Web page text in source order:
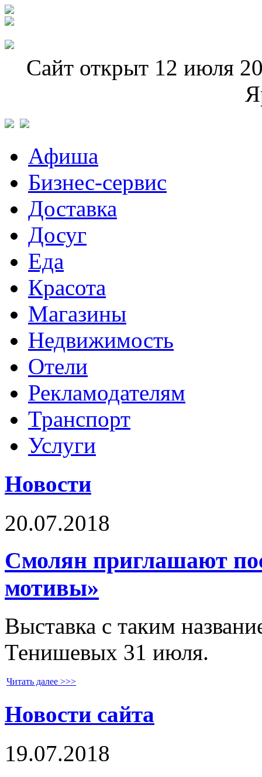
Сайт открыт 12 июля
Афиша
Бизнес-сервис
Доставка
Досуг
Еда
Красота
Магазины
Недвижимость
Отели
Рекламодателям
Транспорт
Услуги
Новости
20.07.2018
Смолян приглашают
мотивы»
Выставка с таким
Тенишевых 31 июля.
Читать далее >>>
Новости сайта
19.07.2018